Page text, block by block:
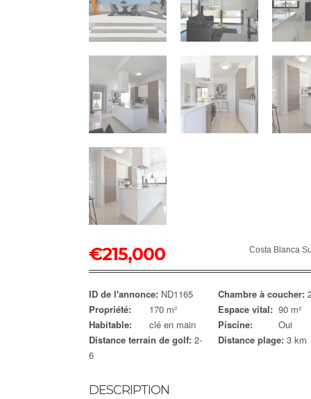
€215,000 Costa Blanca
ID de l'annonce: ND1165 Chambre à coucher:
Propriété:
170 m² Espace vital: 90 m²
Habitable:
clé en main Piscine:
Oui
Distance terrain de golf: 2-
6
Distance plage: 3 km
DESCRIPTION